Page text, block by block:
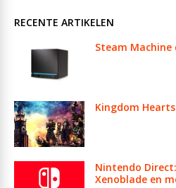
RECENTE ARTIKELEN
Steam Machine
Kingdom
Nintendo
Xenoblade en